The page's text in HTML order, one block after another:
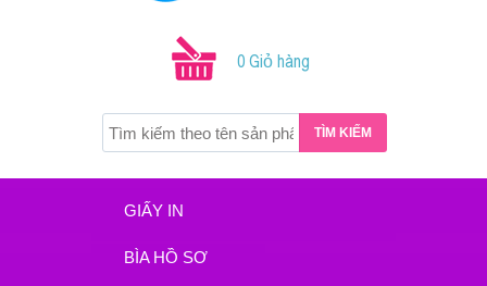
0 Giỏ hàng
TÌM KIẾM
GIẤY IN
BÌA HỒ SƠ